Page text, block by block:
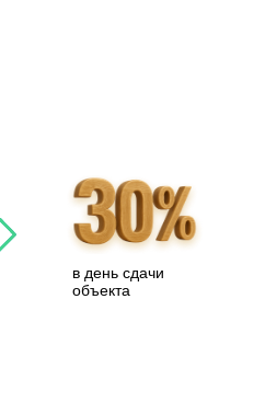
в день сдачи
объекта